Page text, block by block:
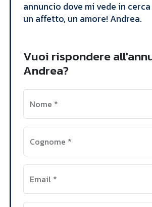
annuncio dove mi vede in
un affetto, un amore! Andrea.
Vuoi rispondere
Andrea?
Nome *
Cognome *
Email *